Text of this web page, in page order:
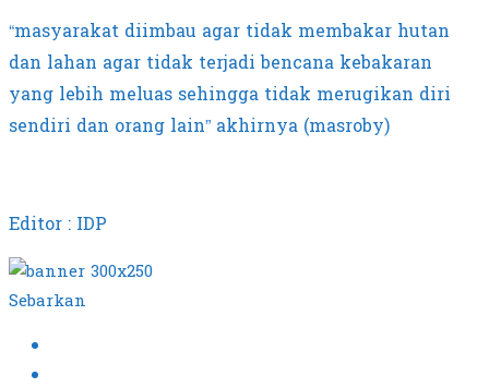
“masyarakat diimbau agar tidak membakar hutan
dan lahan agar tidak terjadi bencana kebakaran
yang lebih meluas sehingga tidak merugikan diri
sendiri dan orang lain” akhirnya (masroby)
Editor : IDP
Sebarkan